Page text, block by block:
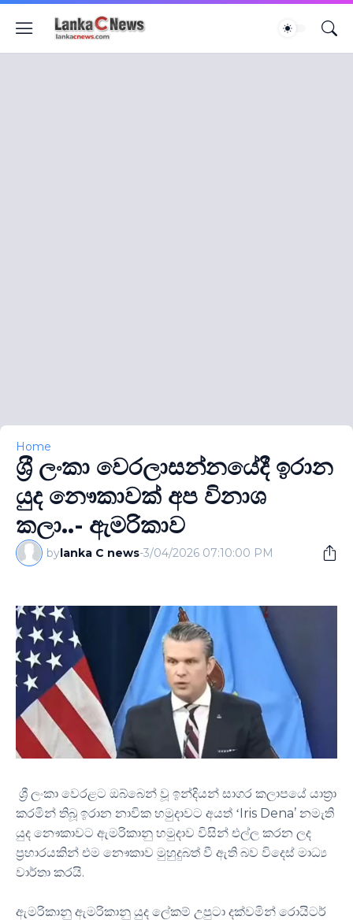
Home
ශ‍්‍රී ලංකා වෙරලාසන්නයේදී ඉරාන
යුද නෞකාවක් අප විනාශ
කලා..- ඇමරිකාව
bylanka C news-3/04/2026 07:10:00 PM
ශ්‍රී ලංකා වෙරළට ඔබ්බෙන් වූ ඉන්දියන් සාගර කලාපයේ යාත්‍රා
කරමින් තිබූ ඉරාන නාවික හමුදාවට අයත් ‘ Iris Dena’ නමැති
යුද නෞකාවට ඇමරිකානු හමුදාව විසින් එල්ල කරන ලද
ප්‍රහාරයකින් එම නෞකාව මුහුදුබත් වී ඇති බව විදෙස් මාධ්‍ය
වාර්තා කරයි.
ඇමරිකානු ඇමරිකානු යුද ලේකම් උපුටා දක්වමින් රොයිටර්